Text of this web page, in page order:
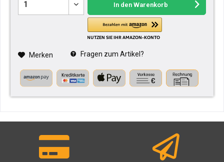
In den Warenkorb
Merken Fragen zum Artikel?